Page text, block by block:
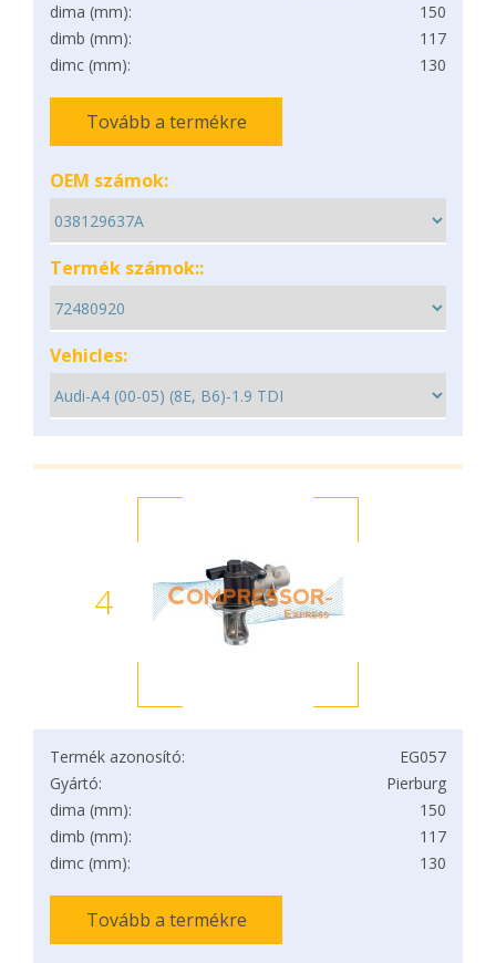
dima (mm):
150
dimb (mm):
117
dimc (mm):
130
Tovább a termékre
OEM számok:
Termék számok::
Vehicles:
4
Termék azonosító:
EG057
Gyártó:
Pierburg
dima (mm):
150
dimb (mm):
117
dimc (mm):
130
Tovább a termékre